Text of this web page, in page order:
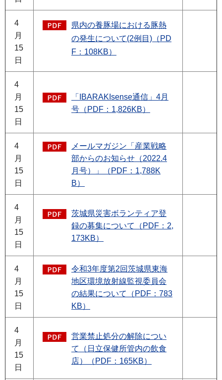
4
月
15
日
県内の養豚場における豚熱
の発生について(2例目)（PD
F：108KB）
4
月
15
日
「IBARAKIsense通信」4月
号（PDF：1,826KB）
4
月
15
日
メールマガジン「産業戦略
部からのお知らせ（2022.4
月号）」（PDF：1,788K
B）
4
月
15
日
茨城県災害ボランティア登
録の募集について（PDF：2,
173KB）
4
月
15
日
令和3年度第2回茨城県東海
地区環境放射線監視委員会
の結果について（PDF：783
KB）
4
月
15
日
営業禁止処分の解除につい
て（日立保健所管内の飲食
店）（PDF：165KB）